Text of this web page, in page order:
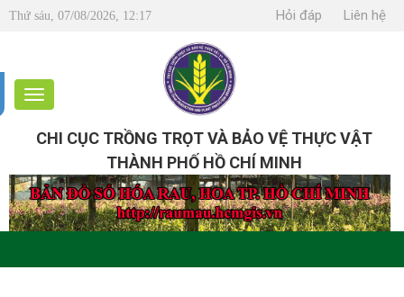
Thứ sáu, 07/08/2026, 12:17 Hỏi đáp Liên hệ
CHI CỤC TRỒNG TRỌT VÀ BẢO VỆ THỰC VẬT
THÀNH PHỐ HỒ CHÍ MINH